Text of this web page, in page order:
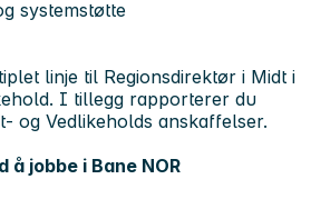
systemstøtte
linje til Regionsdirektør i Midt i
I tillegg rapporterer du
og Vedlikeholds anskaffelser.
jobbe i Bane NOR